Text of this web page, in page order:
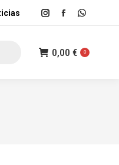
Instagram
opens
Facebook
opensopens
0,00 € 0